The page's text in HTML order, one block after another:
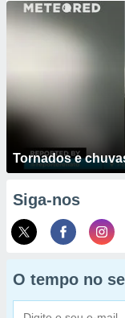
Tornados e
Siga-nos
O tempo no